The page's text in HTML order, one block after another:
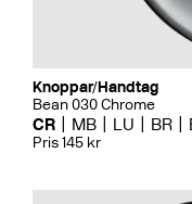
Knoppar/Handtag
Bean 030 Chrome
CR MB LU BR
Pris 145 kr